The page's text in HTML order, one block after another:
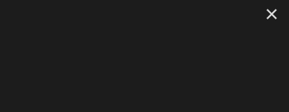
×